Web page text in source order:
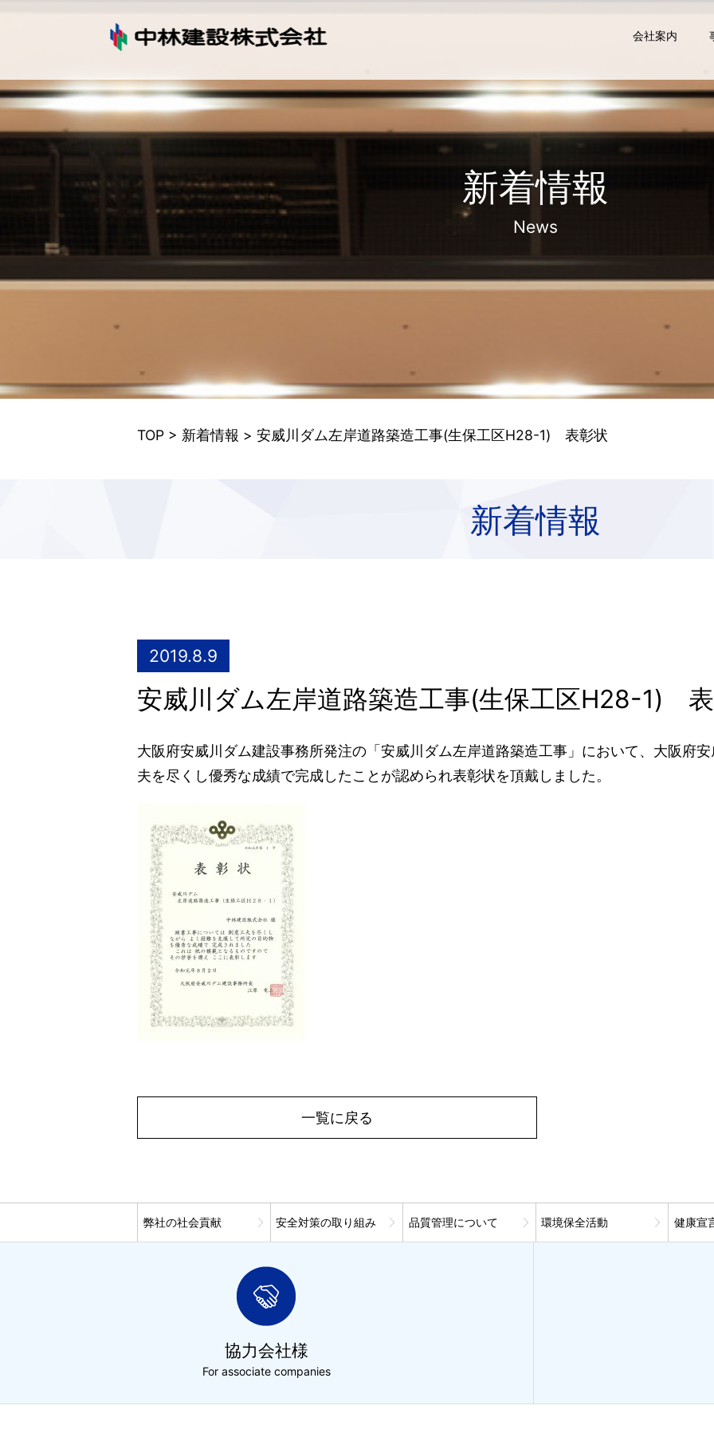
会社案内
新着情報
News
TOP > 新着情報 > 安威川ダム左岸道路築造工事(生保工区H28-1) 表彰状
新着情報
2019.8.9
安威川ダム左岸道路築造工事(生保工区H28-1)
大阪府安威川ダム建設事務所発注の「安威川ダム左岸道路築造工事」において、大阪府
夫を尽くし優秀な成績で完成したことが認められ表彰状を頂戴しました。
一覧に戻る
弊社の社会貢献 安全対策の取り組み 品質管理について 環境保全活動 健康宣
協力会社様
For associate companies